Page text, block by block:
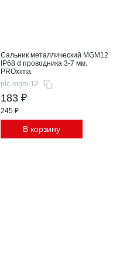
Сальник металлический MGM12
IP68 d проводника 3-7 мм.
PROxima
plc-mgm-12
183 ₽
245 ₽
В корзину